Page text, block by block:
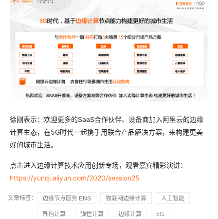
徐刚表示：欢迎更多的SaaS合作伙伴、设备商加入阿里云的边缘
计算生态，在5G时代一起携手用联合产品解决方案，来构建更美
好的城市生活。
点击进入边缘计算技术应用创新专场，观看嘉宾精彩演讲：
https://yunqi.aliyun.com/2020/session25
文章标签： 边缘节点服务 ENS 物联网边缘计算
人工智能
异构计算
弹性计算 边缘计算
5G